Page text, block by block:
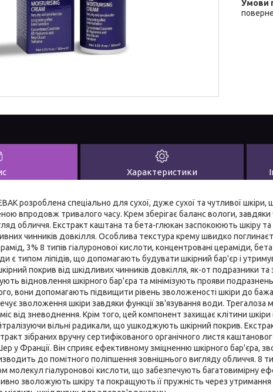
Характеристики
розроблена спеціально для сухої, дуже сухої та чутливої
впродовж тривалого часу. Крем зберігає баланс вологи,
обличчя. Екстракт каштана та бета-глюкан заспокоюють шкіру та
чинників довкілля. Особлива текстура крему швидко
3% 8 типів гіалуронової кислоти, концентровані цераміди,
є типом ліпідів, що допомагають будувати шкірний бар'єр і
покрив від шкідливих чинників довкілля, як-от подразники та
відновлення шкірного бар'єра та мінімізують прояви
вони допомагають підвищити рівень зволоженості шкіри до
зволоження шкіри завдяки функції зв'язування води. Трегалоза
від зневоднення. Крім того, цей компонент захищає клітини шкіри
вільні радикали, що ушкоджують шкірний покрив.
зібраних вручну сертифікованого органічного листя
у Франції. Він сприяє ефективному зміцненню шкірного бар'єра,
до помітного поліпшення зовнішнього вигляду обличчя. 8
молекул гіалуронової кислоти, що забезпечують багатовимірну
зволожують шкіру та покращують її пружність через